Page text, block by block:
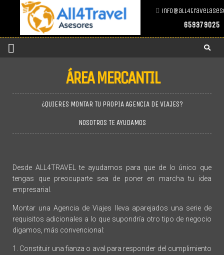
659379025
ÁREA MERCANTIL
¿QUIERES MONTAR TU PROPIA AGENCIA DE VIAJES?
NOSOTROS TE AYUDAMOS
Desde ALL4TRAVEL te ayudamos para que de lo único que
tengas que preocuparte sea de poner en marcha tu idea
empresarial.
Montar una Agencia de Viajes lleva aparejados una serie de
requisitos adicionales a lo que supondría otro tipo de negocio
digamos, más convencional:
1. Constituir una fianza o aval para responder del cumplimiento